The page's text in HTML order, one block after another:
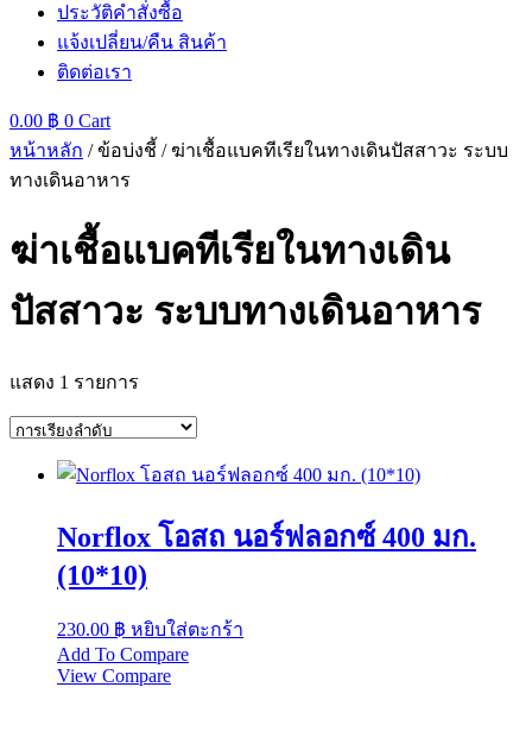
ประวัติคำสั่งซื้อ
แจ้งเปลี่ยน/คืน สินค้า
ติดต่อเรา
0.00 ฿ 0 Cart
หน้าหลัก / ข้อบ่งชี้ / ฆ่าเชื้อแบคทีเรียในทางเดินปัสสาวะ ระบบ
ทางเดินอาหาร
ฆ่าเชื้อแบคทีเรียในทางเดิน
ปัสสาวะ ระบบทางเดินอาหาร
แสดง 1 รายการ
Norflox โอสถ นอร์ฟลอกซ์ 400 มก.
(10*10)
230.00 ฿ หยิบใส่ตะกร้า
Add To Compare
View Compare